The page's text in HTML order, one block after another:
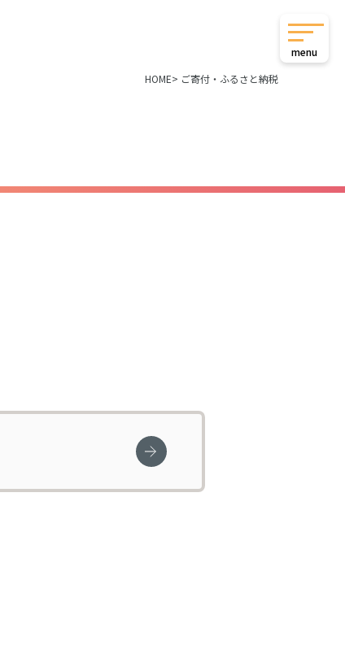
menu
HOME
ご寄付・ふるさと納税